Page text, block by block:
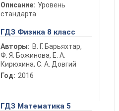
Описание: Уровень
стандарта
ГДЗ Физика 8 класс
Авторы: В. Г. Барьяхтар,
Ф. Я. Божинова, Е. А.
Кирюхина, С. А. Довгий
Год: 2016
ГДЗ Математика 5